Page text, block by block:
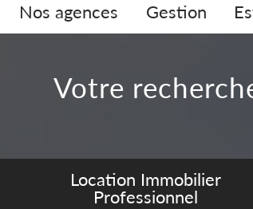
nos agences gestion
votre
Location Immobilier
Professionnel